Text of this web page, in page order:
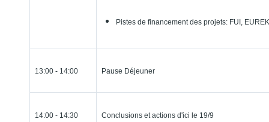
Pistes de financement des projets: FUI,
13:00 - 14:00 Pause Déjeuner
14:00 - 14:30 Conclusions et actions d'ici le 19/9